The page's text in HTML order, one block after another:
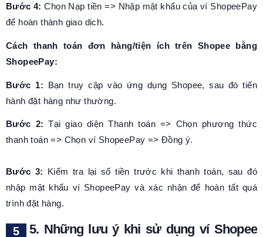
Bước 4: Chọn Nạp tiền => Nhập mật khẩu của ví ShopeePay
để hoàn thành giao dịch.
Cách thanh toán đơn hàng/tiện ích trên Shopee bằng
ShopeePay:
Bước 1: Bạn truy cập vào ứng dụng Shopee, sau đó tiến
hành đặt hàng như thường.
Bước 2:Tại giao diện Thanh toán => Chọn phương thức
thanh toán => Chọn ví ShopeePay => Đồng ý.
Bước 3: Kiểm tra lại số tiền trước khi thanh toán, sau đó
nhập mật khẩu ví ShopeePay và xác nhận để hoàn tất quá
trình đặt hàng.
5. Những lưu ý khi sử dụng ví Shopee